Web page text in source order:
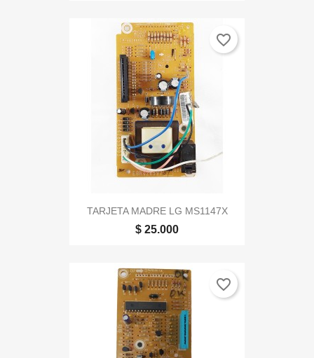
TARJETA MADRE LG MS1147X
$ 25.000
favorite_border
favorite_border